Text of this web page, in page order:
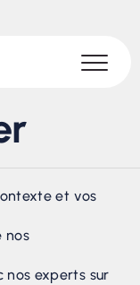
et vos
nos
nos experts sur